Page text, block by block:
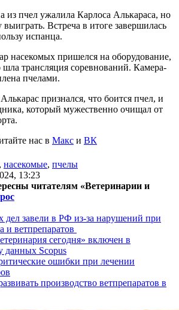
из пчел ужалила Карлоса Алькараса, но
Встреча в итоге завершилась
испанца.
насекомых пришелся на оборудование,
трансляция соревнований. Камера-
пчелами.
признался, что боится пчел, и
который мужественно очищал от
нас в Макс и ВК
, насекомые, пчелы
13:23
читателям «Ветеринарии и
дел завели в РФ из-за нарушений при
и ветпрепаратов
сегодня» включен в
данных Scopus
ошибки при лечении
производство ветпрепаратов в